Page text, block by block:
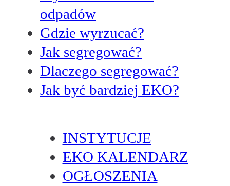
odpadów
Gdzie wyrzucać?
Jak segregować?
Dlaczego segregować?
Jak być bardziej EKO?
INSTYTUCJE
EKO KALENDARZ
OGŁOSZENIA